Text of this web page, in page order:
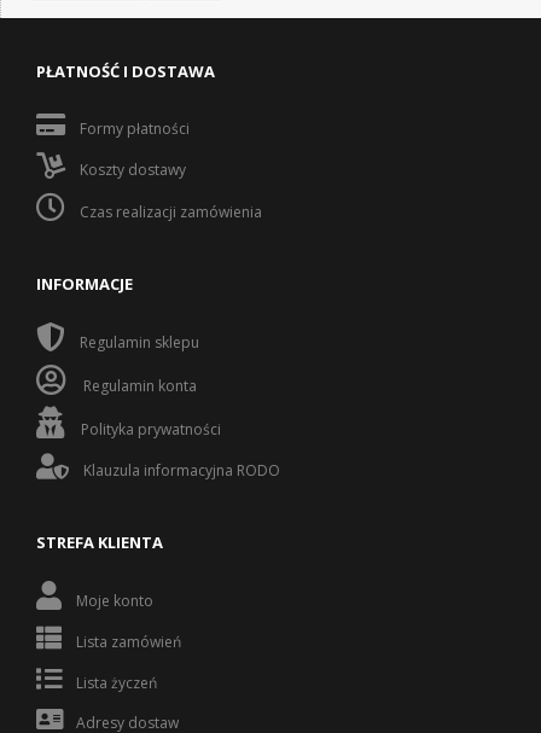
PŁATNOŚĆ I DOSTAWA
Formy płatności
Koszty dostawy
Czas realizacji zamówienia
INFORMACJE
Regulamin sklepu
Regulamin konta
Polityka prywatności
Klauzula informacyjna RODO
STREFA KLIENTA
Moje konto
Lista zamówień
Lista życzeń
Adresy dostaw